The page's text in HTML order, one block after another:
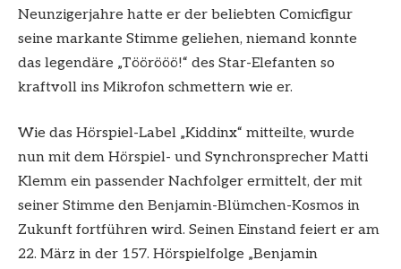
Neunzigerjahre hatte er der beliebten Comicfigur
seine markante Stimme geliehen, niemand konnte
das legendäre „Töörööö!“ des Star-Elefanten so
kraftvoll ins Mikrofon schmettern wie er.
Wie das Hörspiel-Label „Kiddinx“ mitteilte, wurde
nun mit dem Hörspiel- und Synchronsprecher Matti
Klemm ein passender Nachfolger ermittelt, der mit
seiner Stimme den Benjamin-Blümchen-Kosmos in
Zukunft fortführen wird. Seinen Einstand feiert er am
22. März in der 157. Hörspielfolge „Benjamin